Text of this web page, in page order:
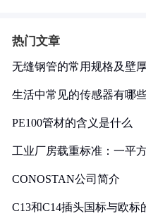
热门文章
无缝钢管的常用规格及壁
生活中常见的传感器有哪
PE100管材的含义是什么
工业厂房载重标准：一平
CONOSTAN公司简介
C13和C14插头国标与欧标